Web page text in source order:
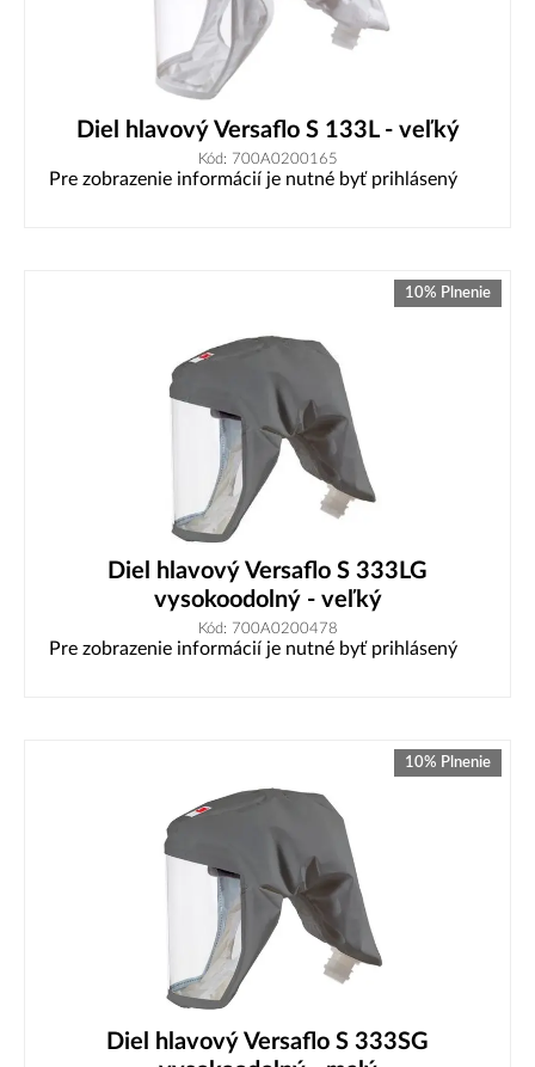
Diel hlavový Versaflo S 133L - veľký
Kód: 700A0200165
Pre zobrazenie informácií je nutné byť prihlásený
10% Plnenie
Diel hlavový Versaflo S 333LG
vysokoodolný - veľký
Kód: 700A0200478
Pre zobrazenie informácií je nutné byť prihlásený
10% Plnenie
Diel hlavový Versaflo S 333SG